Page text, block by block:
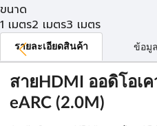
ขนาด
1 เมตร2 เมตร3 เมตร
รายละเอียดสินค้า ข้อมู
สายHDMI ออดิโอเ
eARC (2.0M)